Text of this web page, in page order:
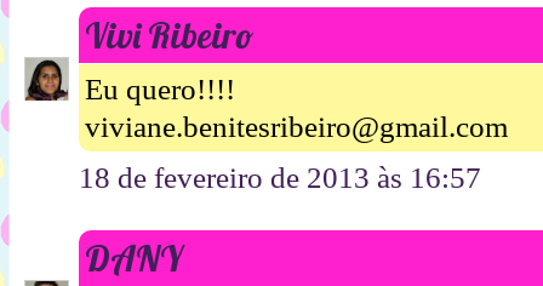
Vivi Ribeiro
Eu quero!!!!
viviane.benitesribeiro@gmail.com
18 de fevereiro de 2013 às 16:57
DANY